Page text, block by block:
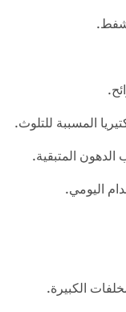
المسببة للتلوث.
المتبقية.
اليومي.
الكبيرة.